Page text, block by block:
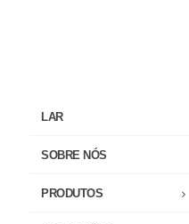
LAR
SOBRE NÓS
PRODUTOS